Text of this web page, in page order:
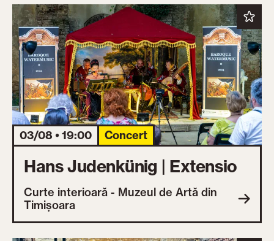
03/08 • 19:00 Concert
Hans Judenkünig | Extensio
Curte interioară - Muzeul de Artă din
Timișoara